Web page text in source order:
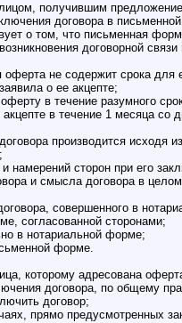
получившим
договора в
о том, что письменная
договорной
оферта не содержит срока для
о ее акцепте;
в течение разумного
в течение 1 месяца со
производится исходя
и намерений сторон при его
и смысла договора в
совершенного в
согласованной сторонами;
в нотариальной форме;
форме.
которому адресована
договора, по общему
договор;
прямо предусмотренных